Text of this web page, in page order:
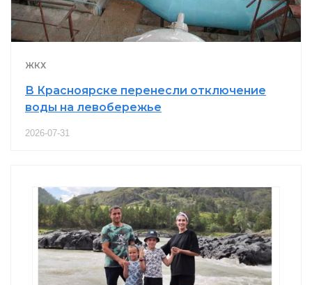
ЖКХ
В Красноярске перенесли отключение
воды на левобережье
2026-07-31